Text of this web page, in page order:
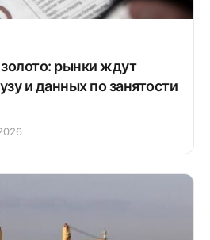
рынки ждут
и данных по занятости